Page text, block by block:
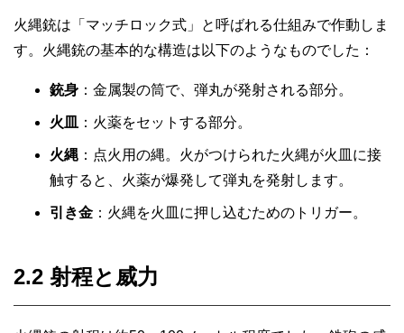
火縄銃は「マッチロック式」と呼ばれる仕組みで作動しま
す。火縄銃の基本的な構造は以下のようなものでした：
銃身 ：金属製の筒で、弾丸が発射される部分。
火皿 ：火薬をセットする部分。
火縄 ：点火用の縄。火がつけられた火縄が火皿に接
触すると、火薬が爆発して弾丸を発射します。
引き金 ：火縄を火皿に押し込むためのトリガー。
2.2 射程と威力